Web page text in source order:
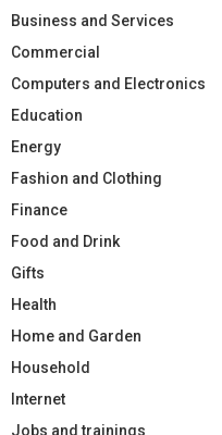
Business and Services
Commercial
Computers and Electronics
Education
Energy
Fashion and Clothing
Finance
Food and Drink
Gifts
Health
Home and Garden
Household
Internet
Jobs and trainings